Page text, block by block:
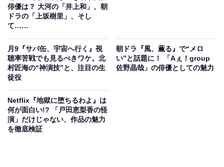
俳優は？ 大河の「井上和」、朝
ドラの「上坂樹里」、そし
て……
月9『サバ缶、宇宙へ行く』視
聴率苦戦でも見るべきワケ。北
村匠海の“神演技”と、注目の生
徒役
朝ドラ『風、薫る』で“メロ
い”と話題に！ 「Aぇ！group
佐野晶哉」の俳優としての魅力
Netflix『地獄に堕ちるわよ』は
何が面白い!? 「戸田恵梨香の怪
演」だけじゃない、作品の魅力
を徹底検証